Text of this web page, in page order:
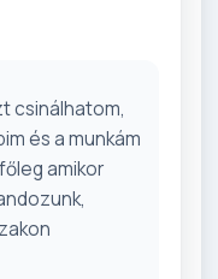
csinálhatom,
és a munkám
amikor